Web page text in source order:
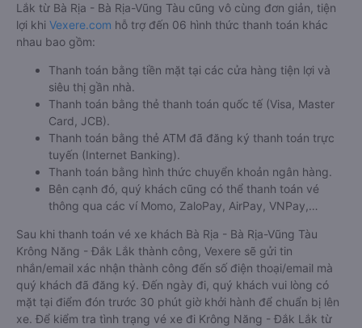
Lắk từ Bà Rịa - Bà Rịa-Vũng Tàu cũng vô cùng đơn giản, tiện
lợi khi Vexere.com hỗ trợ đến 06 hình thức thanh toán khác
nhau bao gồm:
Thanh toán bằng tiền mặt tại các cửa hàng tiện lợi và
siêu thị gần nhà.
Thanh toán bằng thẻ thanh toán quốc tế (Visa, Master
Card, JCB).
Thanh toán bằng thẻ ATM đã đăng ký thanh toán trực
tuyến (Internet Banking).
Thanh toán bằng hình thức chuyển khoản ngân hàng.
Bên cạnh đó, quý khách cũng có thể thanh toán vé
thông qua các ví Momo, ZaloPay, AirPay, VNPay,…
Sau khi thanh toán vé xe khách Bà Rịa - Bà Rịa-Vũng Tàu
Krông Năng - Đắk Lắk thành công, Vexere sẽ gửi tin
nhắn/email xác nhận thành công đến số điện thoại/email mà
quý khách đã đăng ký. Đến ngày đi, quý khách vui lòng có
mặt tại điểm đón trước 30 phút giờ khởi hành để chuẩn bị lên
xe. Để kiểm tra tình trạng vé xe đi Krông Năng - Đắk Lắk từ